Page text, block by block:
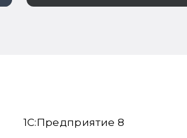
1С:Предприятие 8